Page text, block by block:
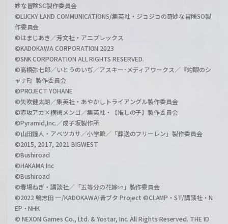
妙な冒険SC製作委員会
©LUCKY LAND COMMUNICATIONS/集英社・ジョジョの奇妙な冒険SO製
作委員会
©はまじあき／芳文社・アニプレックス
©KADOKAWA CORPORATION 2023
©SNK CORPORATION ALL RIGHTS RESERVED.
©高橋弥七郎／いとうのいぢ／アスキー･メディアワークス／『灼眼のシ
ャナF』製作委員会
©PROJECT YOHANE
©矢吹健太朗／集英社・あやかしトライアングル製作委員会
©赤坂アカ×横槍メンゴ／集英社・【推しの子】製作委員会
©Pyramid,Inc.／成子坂製作所
©山田鐘人・アベツカサ／小学館／「葬送のフリーレン」製作委員会
©2015, 2017, 2021 BIGWEST
©Bushiroad
©HAKAMA Inc
©Bushiroad
©春場ねぎ・講談社／「五等分の花嫁∽」製作委員会
©2022 鴨志田 一/KADOKAWA/青ブタ Project ©CLAMP・ST/講談社・N
EP・NHK
© NEXON Games Co., Ltd. & Yostar, Inc. All Rights Reserved. THE ID